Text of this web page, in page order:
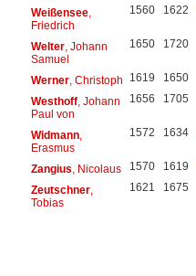
Weißensee,
Friedrich
1560 1622
Welter, Johann
Samuel
1650 1720
Werner, Christoph 1619 1650
Westhoff, Johann
Paul von
1656 1705
Widmann,
Erasmus
1572 1634
Zangius , Nicolaus 1570 1619
Zeutschner,
Tobias
1621 1675